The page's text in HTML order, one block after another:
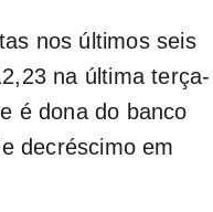
nos últimos seis
na última terça-
é dona do banco
decréscimo em